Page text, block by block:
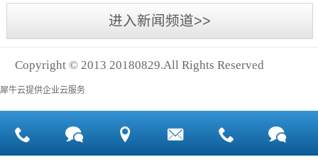
览城是本次峰会举办的核心
区域，主要囊括了奥体中
心、国际博览中心、超高层
双塔酒店和地铁上盖物业，
奇想花园、探险岛、宝藏
湾、明日世界和梦幻世界，
开神秘面纱。根据迪斯尼官
球接待人数最多的迪斯尼乐
园！ 位于浦东新区川...
进入新闻频道>>
Copyright © 2013 20180829.All Rights Reserved
犀牛云提供企业云服务